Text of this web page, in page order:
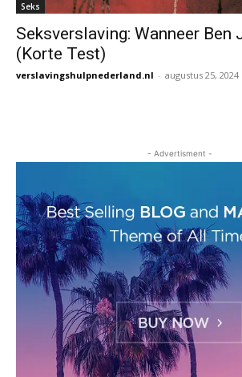
Seks
Seksverslaving: Wanneer Ben
(Korte Test)
verslavingshulpnederland.nl - augustus 25, 2024
- Advertisment -